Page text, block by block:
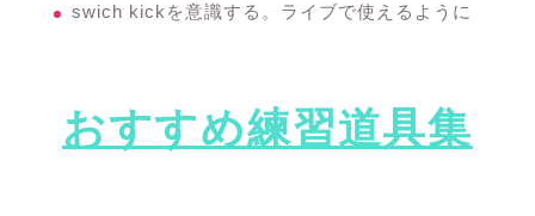
swich kickを意識する。ライブで使えるように
おすすめ練習道具集